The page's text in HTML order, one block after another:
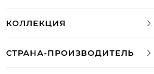
КОЛЛЕКЦИЯ
СТРАНА-ПРОИЗВОДИТЕЛЬ